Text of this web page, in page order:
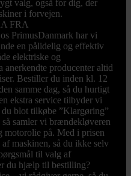
valg, også for dig, der
i forvejen.
FRA
PrimusDanmark har vi
en pålidelig og effektiv
elektriske og
anerkendte producenter altid
Bestiller du inden kl. 12
samme dag, så du hurtigt
ekstra service tilbyder vi
blot tilkøbe ”Klargøring”
samler vi brændekløveren
på. Med i prisen
maskinen, så du ikke selv
til valg af
du hjælp til bestilling?